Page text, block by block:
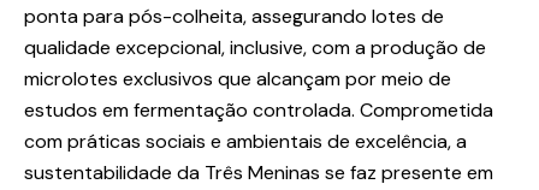
ponta para pós-colheita, assegurando lotes de
qualidade excepcional, inclusive, com a produção de
microlotes exclusivos que alcançam por meio de
estudos em fermentação controlada. Comprometida
com práticas sociais e ambientais de excelência, a
sustentabilidade da Três Meninas se faz presente em